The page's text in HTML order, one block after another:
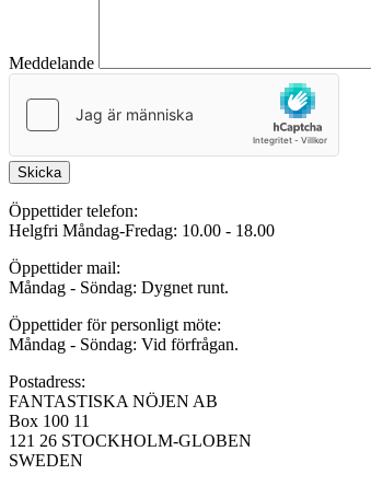
Meddelande
Skicka
Öppettider telefon:
Helgfri Måndag-Fredag: 10.00 - 18.00
Öppettider mail:
Måndag - Söndag: Dygnet runt.
Öppettider för personligt möte:
Måndag - Söndag: Vid förfrågan.
Postadress:
FANTASTISKA NÖJEN AB
Box 100 11
121 26 STOCKHOLM-GLOBEN
SWEDEN